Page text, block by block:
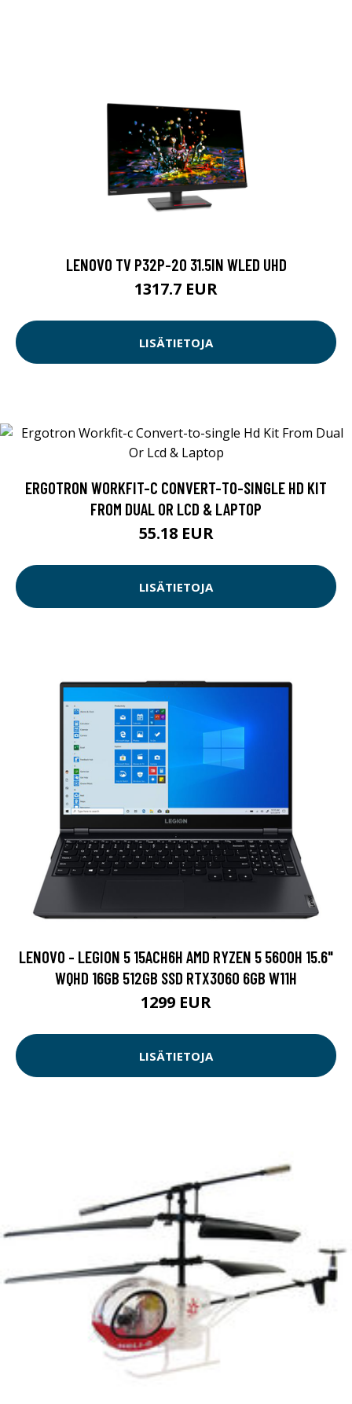
LENOVO TV P32P-20 31.5IN WLED UHD
1317.7 EUR
LISÄTIETOJA
ERGOTRON WORKFIT-C CONVERT-TO-SINGLE HD KIT
FROM DUAL OR LCD & LAPTOP
55.18 EUR
LISÄTIETOJA
LENOVO - LEGION 5 15ACH6H AMD RYZEN 5 5600H 15.6"
WQHD 16GB 512GB SSD RTX3060 6GB W11H
1299 EUR
LISÄTIETOJA